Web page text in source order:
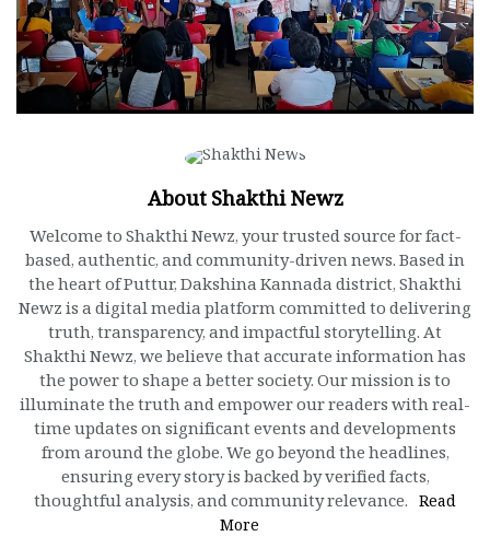
About Shakthi Newz
Welcome to Shakthi Newz, your trusted source for fact-
based, authentic, and community-driven news. Based in
the heart of Puttur, Dakshina Kannada district, Shakthi
Newz is a digital media platform committed to delivering
truth, transparency, and impactful storytelling. At
Shakthi Newz, we believe that accurate information has
the power to shape a better society. Our mission is to
illuminate the truth and empower our readers with real-
time updates on significant events and developments
from around the globe. We go beyond the headlines,
ensuring every story is backed by verified facts,
thoughtful analysis, and community relevance. Read
More